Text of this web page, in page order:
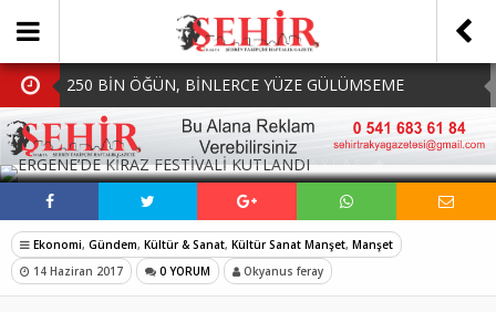
250 BİN ÖĞÜN, BİNLERCE YÜZE GÜLÜMSEME
BAŞKAN MÜGE YILDIZ TOPAK: ‘SOSYAL
BELEDİYECİLİKTE HİÇBİR HEMŞERİMİZİ YALNIZ
BIRAKMIYORUZ!’
MHP Çorlu İlçe Teşkilatında Yeni Dönem Başladı:
Mazbatalar Alındı
Dolu Vurdu, Büyükşehir Üreticiyi Yalnız Bırakmadı
SOFRALARDA BEREKETİ, GÖNÜLLERDE DAYANIŞMAYI
SOSYAL MEDYADA PAYLAŞ
Ekonomi, Gündem, Kültür & Sanat, Kültür Sanat Manşet, Manşet
14 Haziran 2017
0 YORUM Okyanus feray